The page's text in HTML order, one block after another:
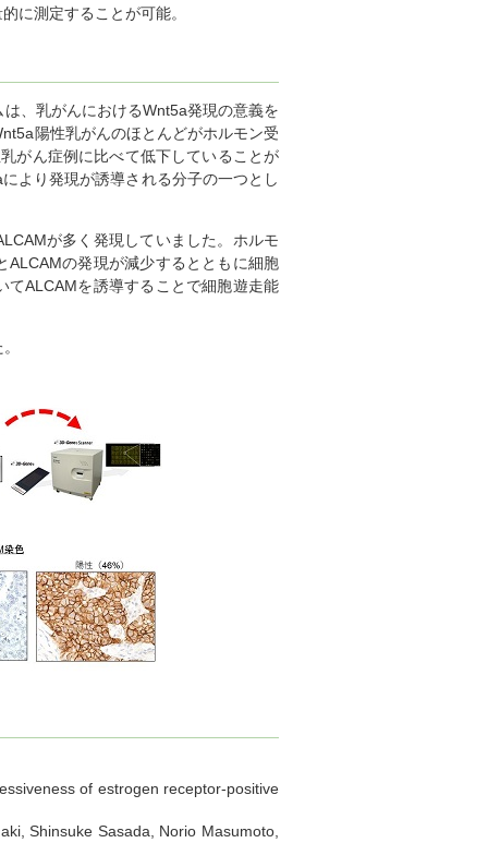
に測定することが可能。
、乳がんにおけるWnt5a発現の意義を
陽性乳がんのほとんどがホルモン受
がん症例に比べて低下していることが
より発現が誘導される分子の一つとし
が多く発現していました。ホルモ
の発現が減少するとともに細胞
ALCAMを誘導することで細胞遊走能
of estrogen receptor-positive
Shinsuke Sasada, Norio Masumoto,